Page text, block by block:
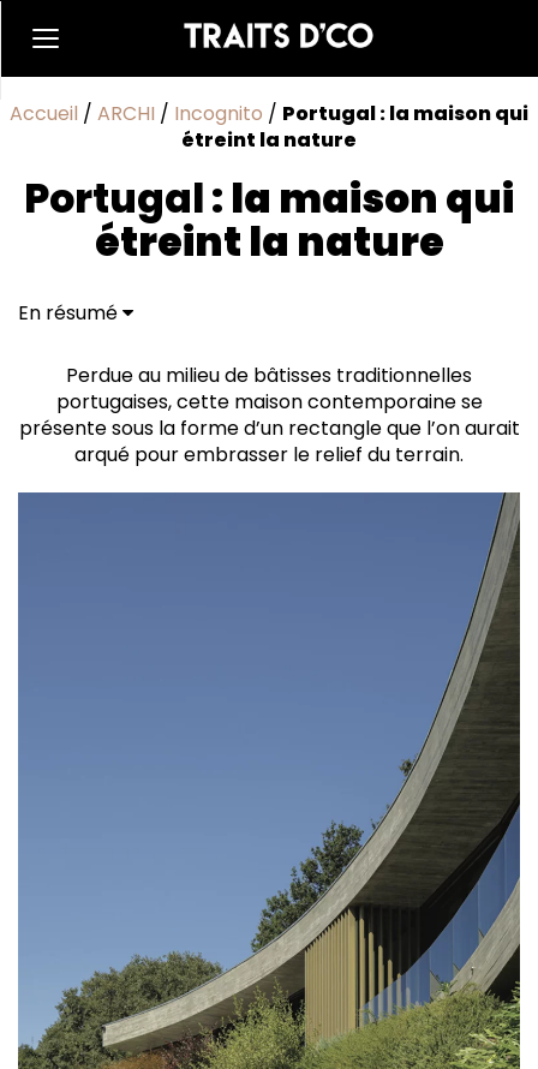
Accueil / ARCHI / Incognito / Portugal : la maison qui
étreint la nature
Portugal :la maison qui
étreint la nature
En résumé
Perdue au milieu de bâtisses traditionnelles
portugaises, cette maison contemporaine se
présente sous la forme d’un rectangle que l’on aurait
arqué pour embrasser le relief du terrain.